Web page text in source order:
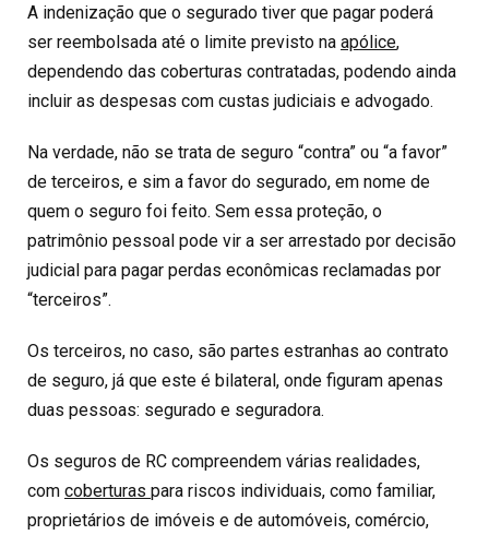
A indenização que o segurado tiver que pagar poderá
ser reembolsada até o limite previsto na apólice,
dependendo das coberturas contratadas, podendo ainda
incluir as despesas com custas judiciais e advogado.
Na verdade, não se trata de seguro “contra” ou “a favor”
de terceiros, e sim a favor do segurado, em nome de
quem o seguro foi feito. Sem essa proteção, o
patrimônio pessoal pode vir a ser arrestado por decisão
judicial para pagar perdas econômicas reclamadas por
“terceiros”.
Os terceiros, no caso, são partes estranhas ao contrato
de seguro, já que este é bilateral, onde figuram apenas
duas pessoas: segurado e seguradora.
Os seguros de RC compreendem várias realidades,
com coberturas para riscos individuais, como familiar,
proprietários de imóveis e de automóveis, comércio,